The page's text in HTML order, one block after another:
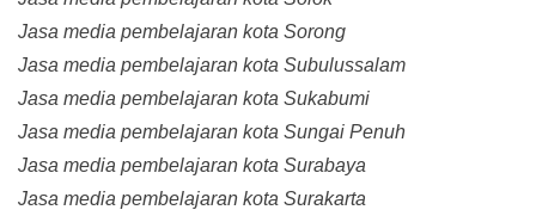
Jasa media pembelajaran kota Sorong
Jasa media pembelajaran kota Subulussalam
Jasa media pembelajaran kota Sukabumi
Jasa media pembelajaran kota Sungai Penuh
Jasa media pembelajaran kota Surabaya
Jasa media pembelajaran kota Surakarta